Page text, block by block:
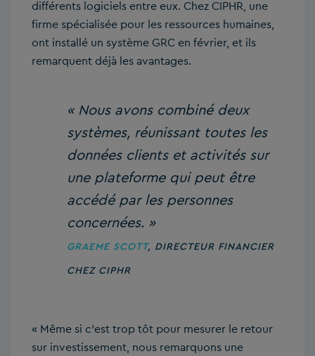
différents logiciels entre eux. Chez CIPHR, une
firme spécialisée pour les ressources humaines,
ont installé un système GRC en février, et ils
remarquent déjà les avantages.
« Nous avons combiné deux
systèmes, réunissant toutes les
données clients et activités sur
une plateforme qui peut être
accédé par les personnes
concernées. »
GRAEME SCOTT, DIRECTEUR FINANCIER
CHEZ CIPHR
« Même si c’est trop tôt pour mesurer le retour
sur investissement, nous remarquons une